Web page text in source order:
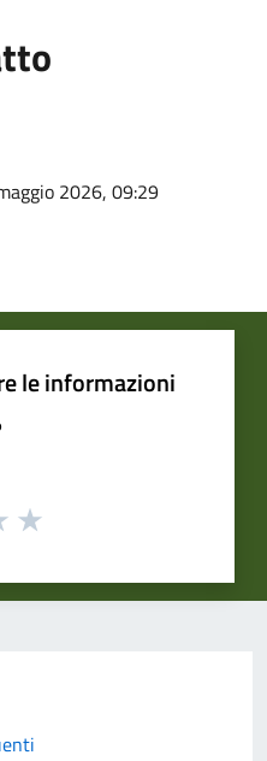
2026, 09:29
le informazioni